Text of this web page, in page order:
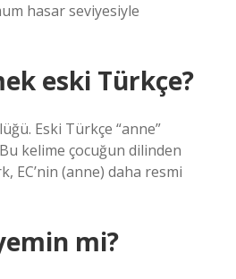
hasar seviyesiyle
eski Türkçe?
Eski Türkçe “anne”
kelime çocuğun dilinden
EC’nin (anne) daha resmi
mi?